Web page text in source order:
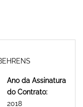
Ano da Assinatura
do Contrato:
2018